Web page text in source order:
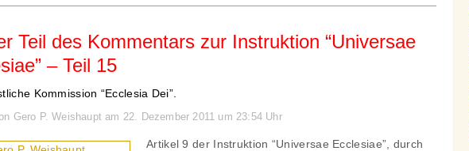
Teil des Kommentars zur Instruktion “Universae
– Teil 15
Kommission “Ecclesia Dei”.
Gero P. Weishaupt am 22. Dezember 2011 um 23:54 Uhr
Artikel 9 der Instruktion “Universae Ecclesiae”, durch